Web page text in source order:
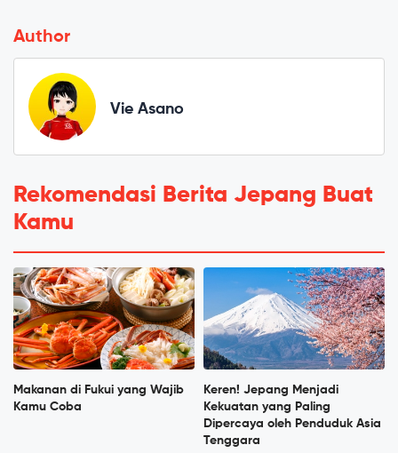
Author
Vie Asano
Rekomendasi Berita Jepang Buat
Kamu
Makanan di Fukui yang Wajib
Kamu Coba
Keren! Jepang Menjadi
Kekuatan yang Paling
Dipercaya oleh Penduduk Asia
Tenggara